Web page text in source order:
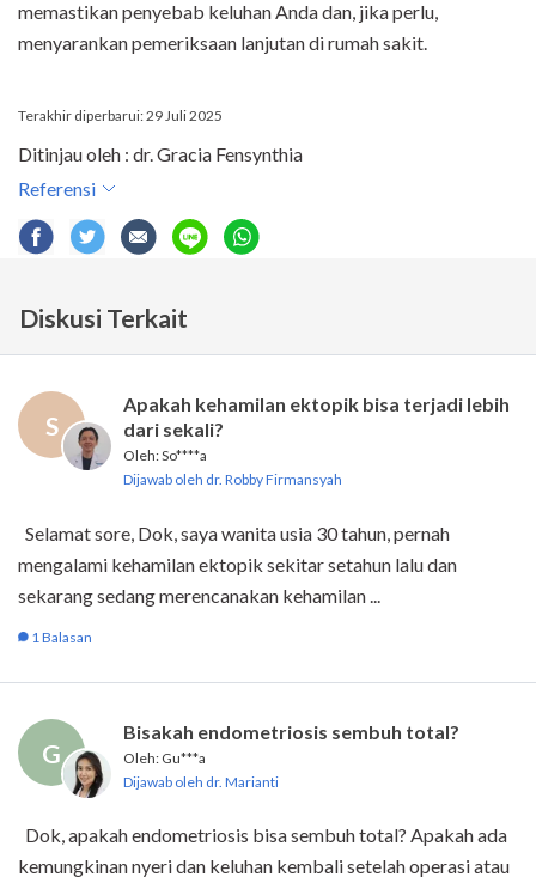
memastikan penyebab keluhan Anda dan, jika perlu,
menyarankan pemeriksaan lanjutan di rumah sakit.
Terakhir diperbarui: 29 Juli 2025